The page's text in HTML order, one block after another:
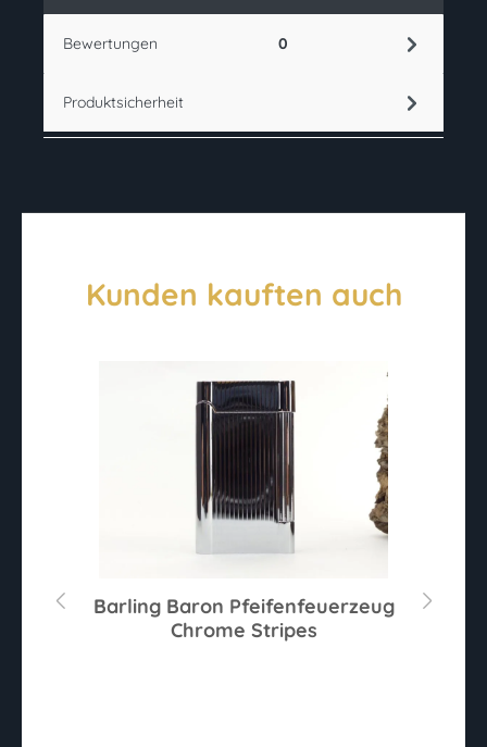
Bewertungen 0
Produktsicherheit
Kunden kauften auch
Barling Baron Pfeifenfeuerzeug
Chrome Stripes